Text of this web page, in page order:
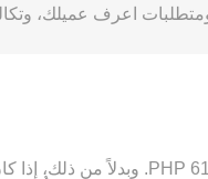
ومتطلبات اعرف عميلك،